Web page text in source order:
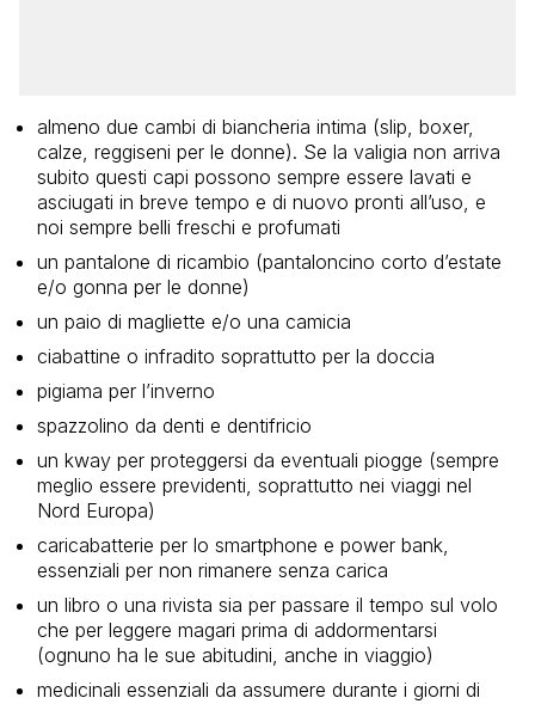
almeno due cambi di biancheria intima (slip, boxer,
calze, reggiseni per le donne). Se la valigia non arriva
subito questi capi possono sempre essere lavati e
asciugati in breve tempo e di nuovo pronti all’uso, e
noi sempre belli freschi e profumati
un pantalone di ricambio (pantaloncino corto d’estate
e/o gonna per le donne)
un paio di magliette e/o una camicia
ciabattine o infradito soprattutto per la doccia
pigiama per l’inverno
spazzolino da denti e dentifricio
un kway per proteggersi da eventuali piogge (sempre
meglio essere previdenti, soprattutto nei viaggi nel
Nord Europa)
caricabatterie per lo smartphone e power bank,
essenziali per non rimanere senza carica
un libro o una rivista sia per passare il tempo sul volo
che per leggere magari prima di addormentarsi
(ognuno ha le sue abitudini, anche in viaggio)
medicinali essenziali da assumere durante i giorni di